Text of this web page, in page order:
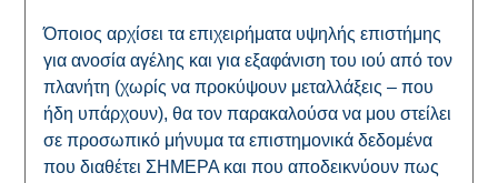
Όποιος αρχίσει τα επιχειρήματα υψηλής επιστήμης
για ανοσία αγέλης και για εξαφάνιση του ιού από τον
πλανήτη (χωρίς να προκύψουν μεταλλάξεις – που
ήδη υπάρχουν), θα τον παρακαλούσα να μου στείλει
σε προσωπικό μήνυμα τα επιστημονικά δεδομένα
που διαθέτει ΣΗΜΕΡΑ και που αποδεικνύουν πως